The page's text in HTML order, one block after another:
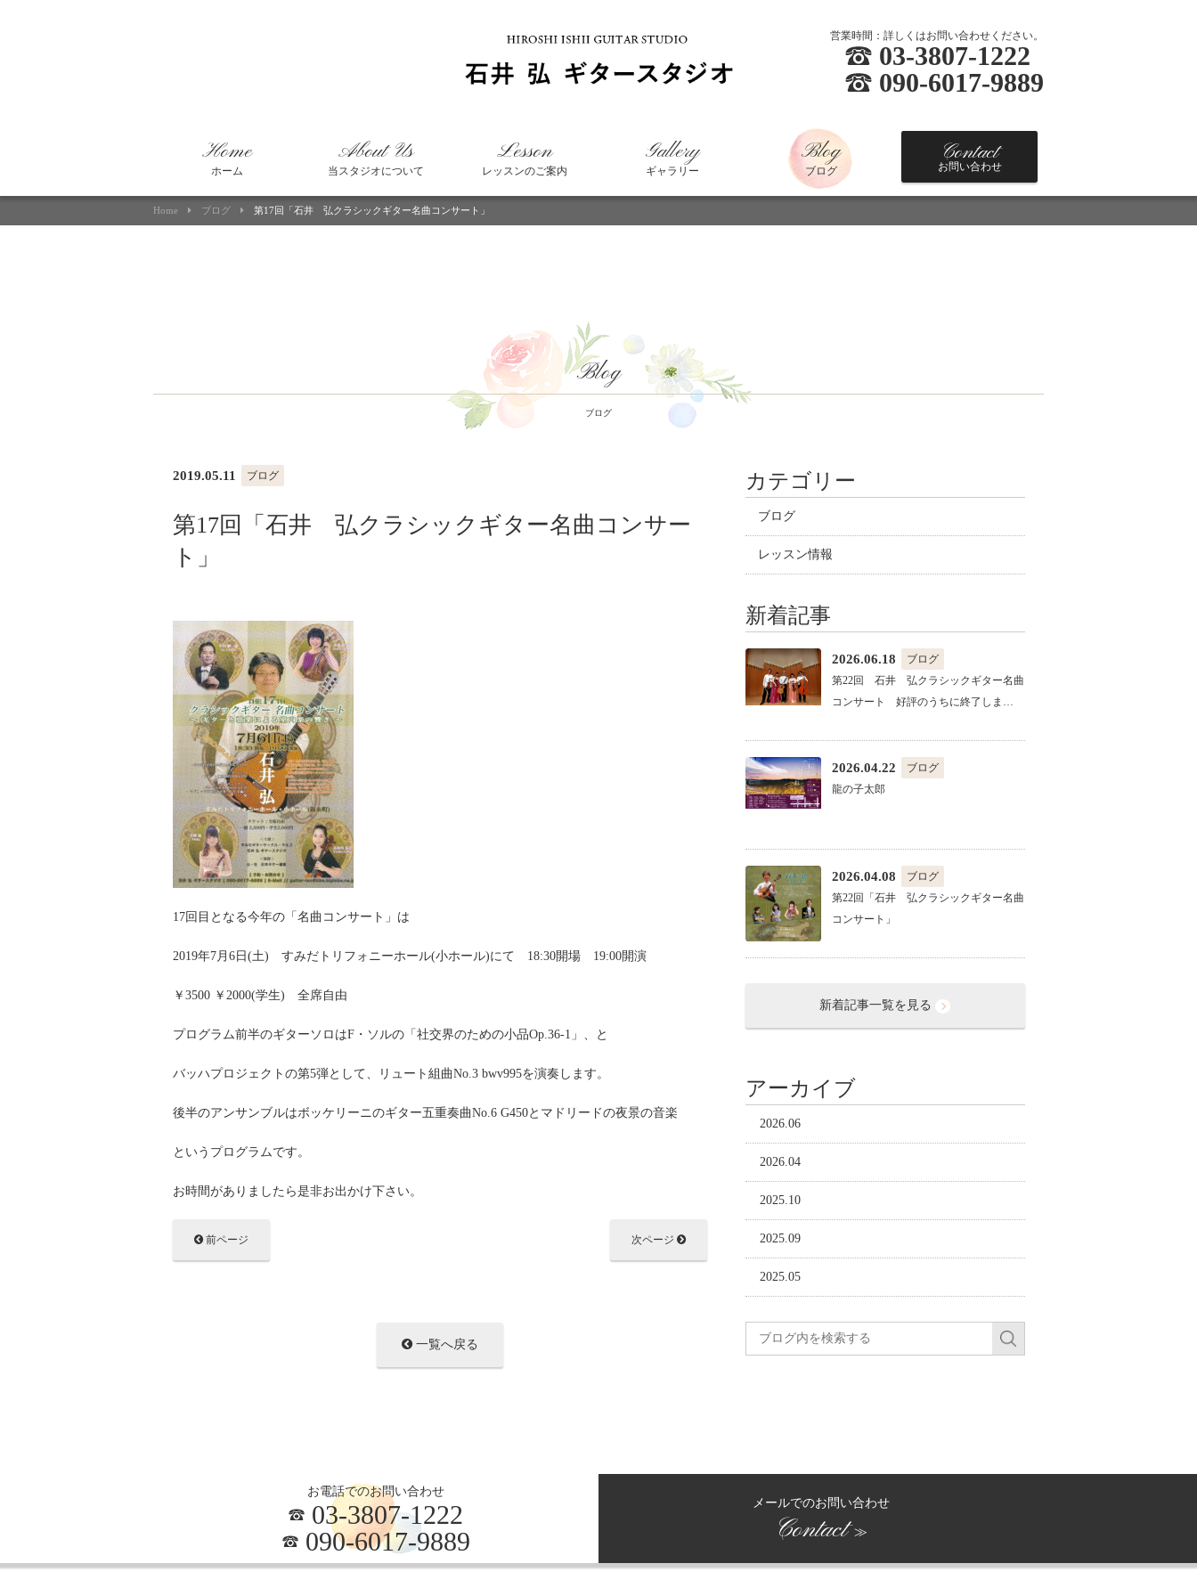
営業時間：詳しくはお問い合わせください。
03-3807-1222
090-6017-9889
Home
ホーム
About Us
当スタジオについて
Lesson
レッスンのご案内
Gallery
ギャラリー
Blog
ブログ
Contact
お問い合わせ
Home ブログ 第17回「石井 弘クラシックギター名曲コンサート」
Blog
ブログ
2019.05.11 ブログ
第17回「石井 弘クラシックギター名曲コンサー
ト」
17回目となる今年の「名曲コンサート」は
2019年7月6日(土) すみだトリフォニーホール(小ホール)にて 18:30開場 19:00開演
￥3500 ￥2000(学生) 全席自由
プログラム前半のギターソロはF・ソルの「社交界のための小品Op.36-1」、と
バッハプロジェクトの第5弾として、リュート組曲No.3 bwv995を演奏します。
後半のアンサンブルはボッケリーニのギター五重奏曲No.6 G450とマドリードの夜景の音楽
というプログラムです。
お時間がありましたら是非お出かけ下さい。
前ページ 次ページ
一覧へ戻る
カテゴリー
ブログ
レッスン情報
新着記事
2026.06.18
ブログ
第22回 石井 弘クラシックギター名曲
コンサート 好評のうちに終了しま…
2026.04.22
ブログ
龍の子太郎
2026.04.08
ブログ
第22回「石井 弘クラシックギター名曲
コンサート」
新着記事一覧を見る
アーカイブ
2026.06
2026.04
2025.10
2025.09
2025.05
お電話でのお問い合わせ
03-3807-1222
090-6017-9889
メールでのお問い合わせ
Contact≫